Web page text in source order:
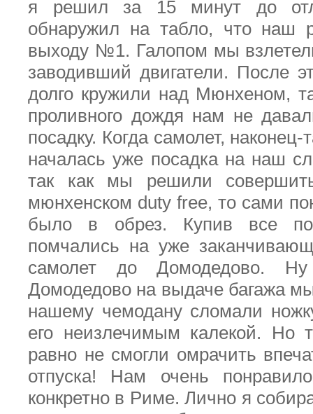
я решил за 15 минут до
обнаружил на табло, что наш
выходу №1. Галопом мы
заводивший двигатели. После
долго кружили над Мюнхеном,
проливного дождя нам не
посадку. Когда самолет,
началась уже посадка на наш
так как мы решили
мюнхенском duty free, то сами
было в обрез. Купив все
помчались на уже
самолет до Домодедово.
Домодедово на выдаче багажа
нашему чемодану сломали
его неизлечимым калекой. Но
равно не смогли омрачить
отпуска! Нам очень
конкретно в Риме. Лично я